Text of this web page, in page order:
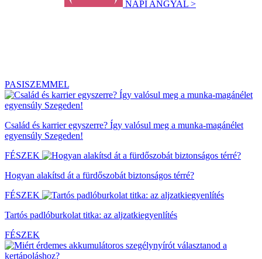
NAPI ANGYAL >
PASISZEMMEL
Család és karrier egyszerre? Így valósul meg a munka-magánélet
egyensúly Szegeden!
FÉSZEK
Hogyan alakítsd át a fürdőszobát biztonságos térré?
FÉSZEK
Tartós padlóburkolat titka: az aljzatkiegyenlítés
FÉSZEK